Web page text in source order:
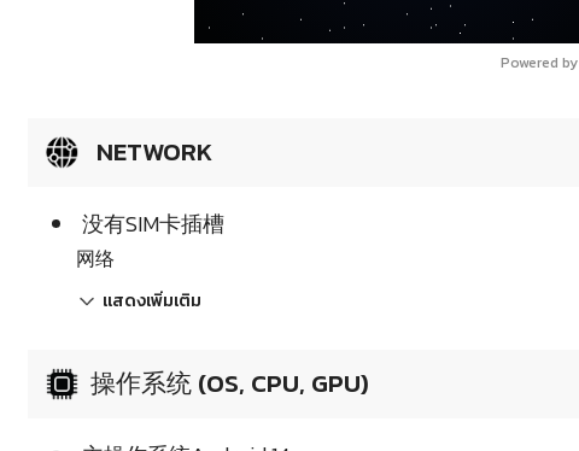
Powered by
NETWORK
没有SIM卡插槽
网络
แสดงเพิ่มเติม
操作系统 (OS, CPU, GPU)